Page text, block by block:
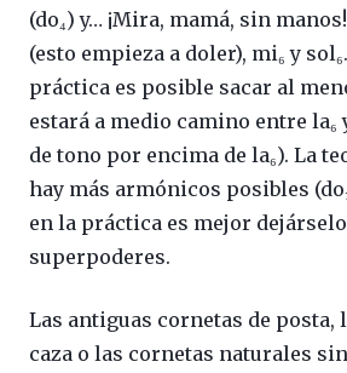
(do₄) y… ¡Mira, mamá, sin manos!
(esto empieza a doler), mi₆ y
práctica es posible sacar al
estará a medio camino entre la₆
de tono por encima de la₆). La
hay más armónicos posibles
en la práctica es mejor
superpoderes.
Las antiguas cornetas de posta,
caza o las cornetas naturales